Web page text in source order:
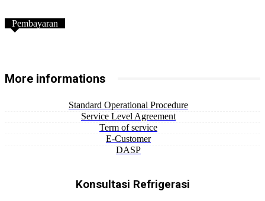
Pembayaran
More informations
Standard Operational Procedure
Service Level Agreement
Term of service
E-Customer
DASP
Konsultasi Refrigerasi